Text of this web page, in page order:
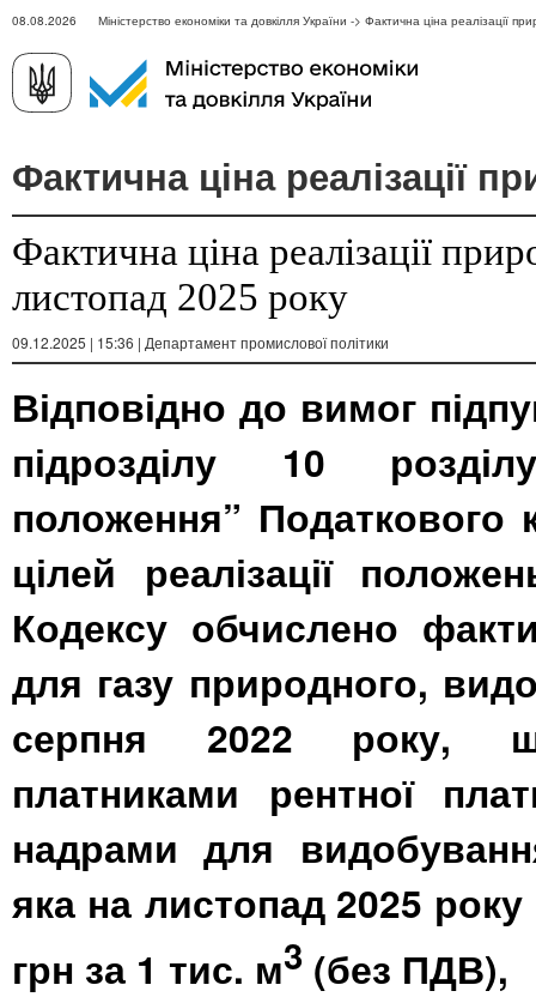
08.08.2026 Міністерство економіки та довкілля України -> Фактична ціна реалізації
Фактична ціна реалізації
Фактична ціна реалізації
листопад 2025 року
09.12.2025 | 15:36 | Департамент промислової політики
Відповідно до вимог
підрозділу 10
положення” Податкового
цілей реалізації
Кодексу обчислено
для газу природного,
серпня 2022 року,
платниками рентної
надрами для
яка на листопад 2025
грн за 1 тис. м3 (без ПДВ),